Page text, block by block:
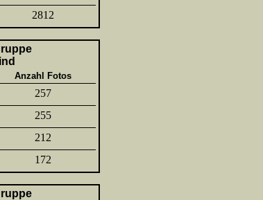
2812
Anzahl Fotos
257
255
212
172